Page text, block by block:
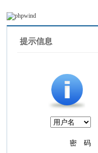
提示信息
密 码